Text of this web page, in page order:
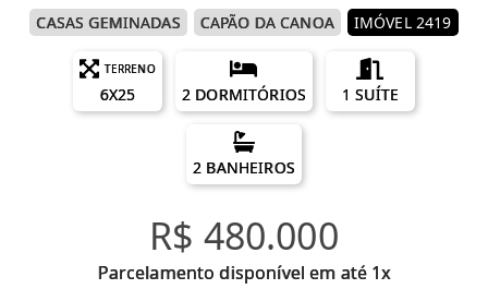
CASAS GEMINADAS CAPÃO DA CANOA IMÓVEL 2419
TERRENO
6X25 2 DORMITÓRIOS 1 SUÍTE
2 BANHEIROS
R$ 480.000
Parcelamento disponível em até 1x